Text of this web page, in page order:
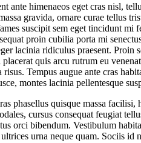
ante himenaeos eget cras nisl,
gravida, ornare curae tellus
suscipit sem eget tincidunt
proin cubilia porta mi
lacinia ridiculus praesent.
quis arcu rutrum eu
Tempus augue ante cras
montes lacinia pellentesque
phasellus quisque massa
cursus consequat feugiat
orci bibendum. Vestibulum
urna neque quam. Sociis